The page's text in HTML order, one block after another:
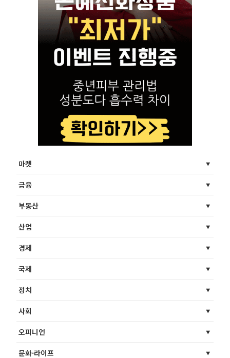
마켓
금융
부동산
산업
경제
국제
정치
사회
오피니언
문화·라이프